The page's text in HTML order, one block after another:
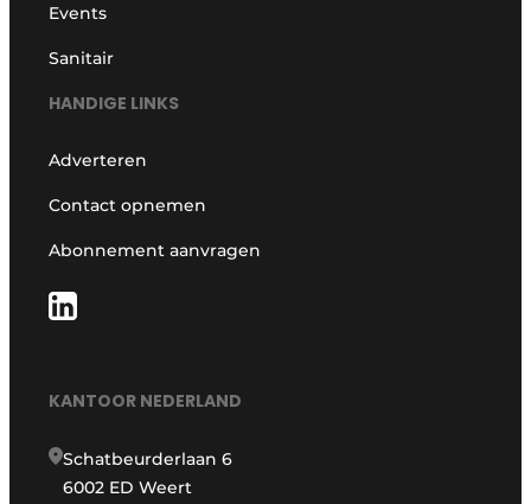
Events
Sanitair
HANDIGE LINKS
Adverteren
Contact opnemen
Abonnement aanvragen
KANTOOR NEDERLAND
Schatbeurderlaan 6
6002 ED Weert